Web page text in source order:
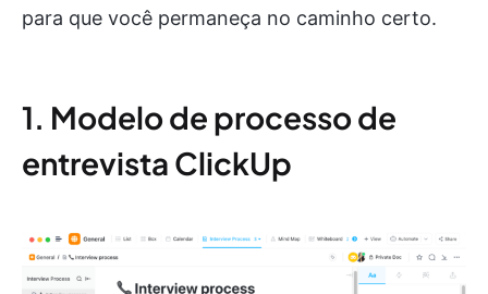
para que você permaneça no caminho certo.
1. Modelo de processo de
entrevista ClickUp